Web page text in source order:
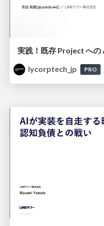
lycorptech_jp
PRO